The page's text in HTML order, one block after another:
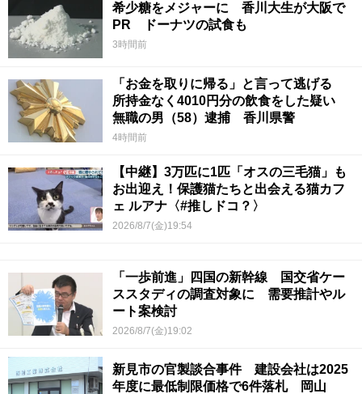
希少糖をメジャーに 香川大生が大阪で
PR ドーナツの試食も
3時間前
「お金を取りに帰る」と言って逃げる
所持金なく4010円分の飲食をした疑い
無職の男（58）逮捕 香川県警
4時間前
【中継】3万匹に1匹「オスの三毛猫」も
お出迎え！保護猫たちと出会える猫カフ
ェ ルアナ〈#推しドコ？〉
2026/8/7(金)19:54
「一歩前進」四国の新幹線 国交省ケー
ススタディの調査対象に 需要推計やル
ート案検討
2026/8/7(金)19:02
新見市の官製談合事件 建設会社は2025
年度に最低制限価格で6件落札 岡山